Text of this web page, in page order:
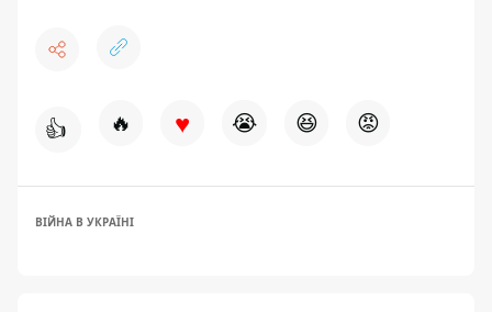
👍 🔥 ♥ 😭 😆 😡
ВІЙНА В УКРАЇНІ